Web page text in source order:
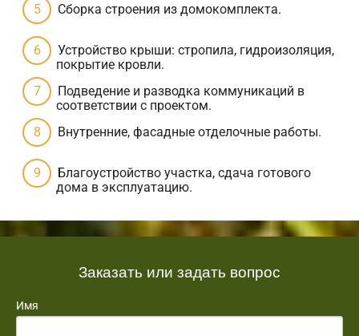
Сборка строения из домокомплекта.
Устройство крыши: стропила, гидроизоляция,
покрытие кровли.
Подведение и разводка коммуникаций в
соответствии с проектом.
Внутренние, фасадные отделочные работы.
Благоустройство участка, сдача готового
дома в эксплуатацию.
Заказать или задать вопрос
Имя